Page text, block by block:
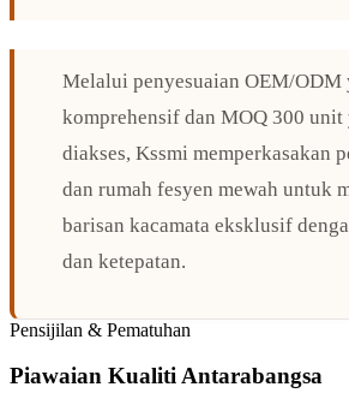
Melalui penyesuaian OEM/ODM
komprehensif dan MOQ 300 unit
diakses, Kssmi memperkasakan
dan rumah fesyen mewah untuk
barisan kacamata eksklusif
dan ketepatan.
Pensijilan & Pematuhan
Piawaian Kualiti Antarabangsa